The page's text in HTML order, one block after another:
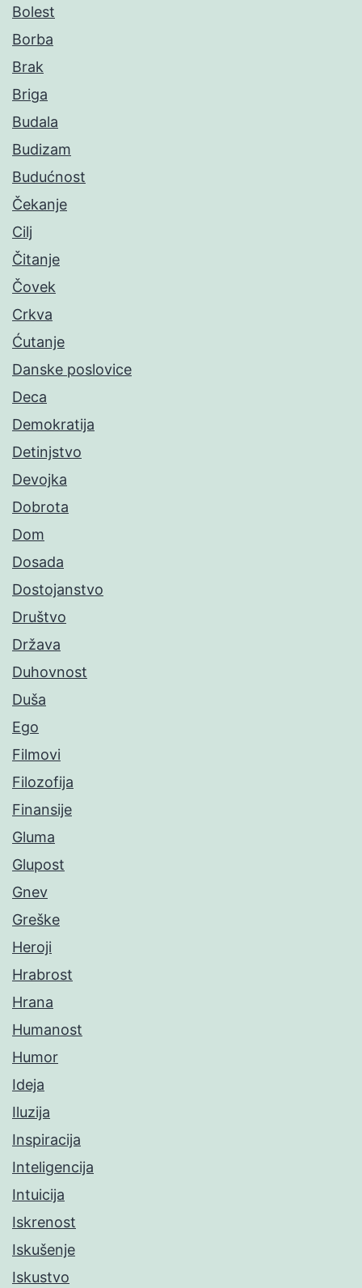
Bolest
Borba
Brak
Briga
Budala
Budizam
Budućnost
Čekanje
Cilj
Čitanje
Čovek
Crkva
Ćutanje
Danske poslovice
Deca
Demokratija
Detinjstvo
Devojka
Dobrota
Dom
Dosada
Dostojanstvo
Društvo
Država
Duhovnost
Duša
Ego
Filmovi
Filozofija
Finansije
Gluma
Glupost
Gnev
Greške
Heroji
Hrabrost
Hrana
Humanost
Humor
Ideja
Iluzija
Inspiracija
Inteligencija
Intuicija
Iskrenost
Iskušenje
Iskustvo